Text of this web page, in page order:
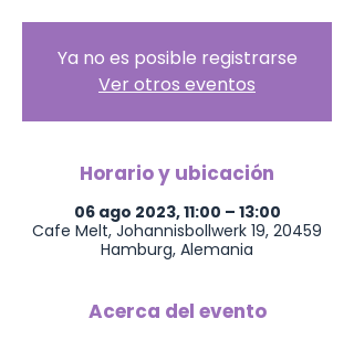
Ya no es posible registrarse
Ver otros eventos
Horario y ubicación
06 ago 2023, 11:00 – 13:00
Cafe Melt, Johannisbollwerk 19, 20459
Hamburg, Alemania
Acerca del evento